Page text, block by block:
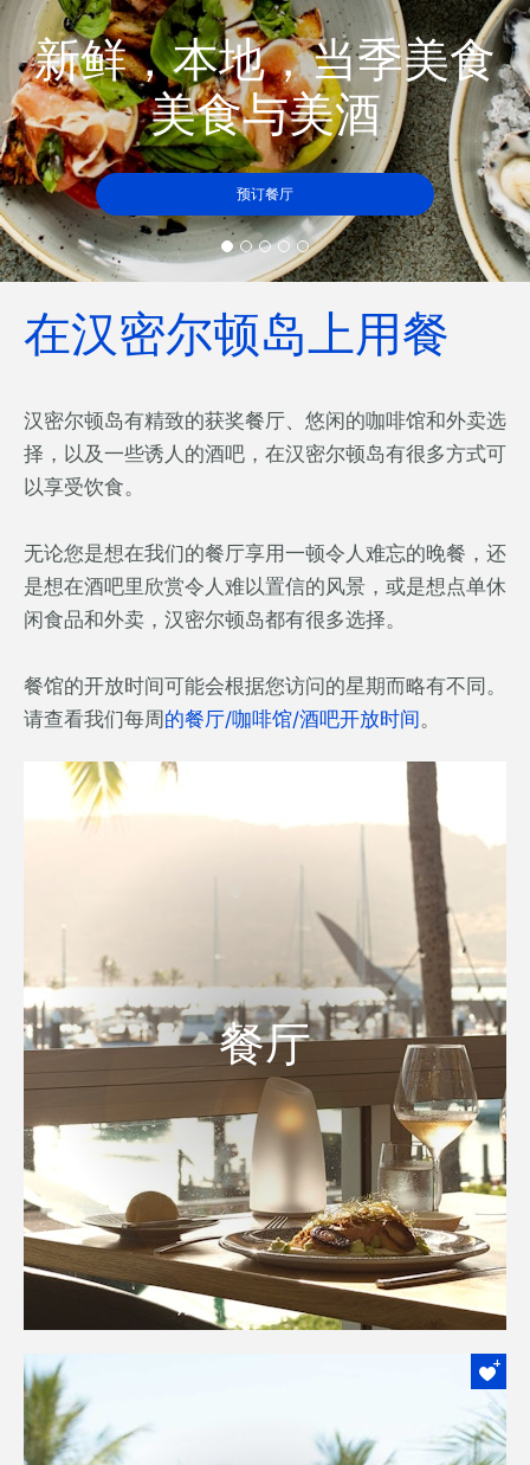
新鲜，本地，当季美食
美食与美酒
预订餐厅
在汉密尔顿岛上用餐
汉密尔顿岛有精致的获奖餐厅、悠闲的咖啡馆和外卖选
择，以及一些诱人的酒吧，在汉密尔顿岛有很多方式可
以享受饮食。
无论您是想在我们的餐厅享用一顿令人难忘的晚餐，还
是想在酒吧里欣赏令人难以置信的风景，或是想点单休
闲食品和外卖，汉密尔顿岛都有很多选择。
餐馆的开放时间可能会根据您访问的星期而略有不同。
请查看我们每周的餐厅/咖啡馆/酒吧开放时间。
餐厅
餐厅
无论是漫长慵懒的午餐，浪漫的晚
餐，或是适合家庭的休闲用餐，汉密
尔顿岛提供世界各地的美食选择。
了解更多